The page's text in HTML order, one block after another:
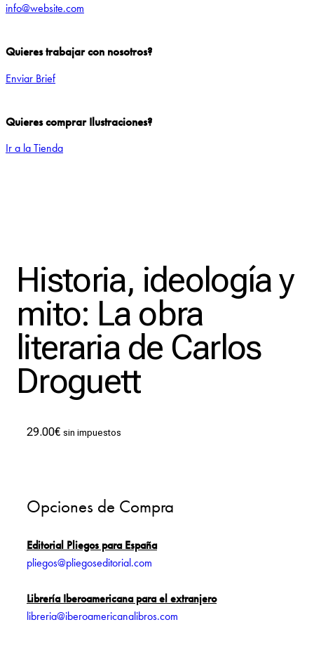
info@website.com
Quieres trabajar con nosotros?
Enviar Brief
Quieres comprar Ilustraciones?
Ir a la Tienda
Historia, ideología y
mito: La obra
literaria de Carlos
Droguett
29.00€ sin impuestos
Opciones de Compra
Editorial Pliegos para España
pliegos@pliegoseditorial.com
Librería Iberoamericana para el extranjero
libreria@iberoamericanalibros.com